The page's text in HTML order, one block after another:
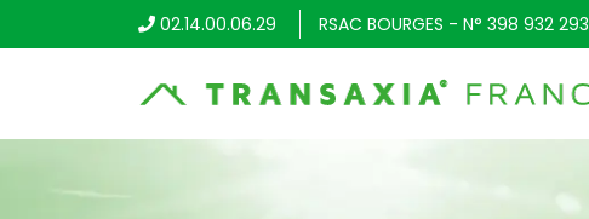
02.14.00.06.29 RSAC BOURGES - N° 398 932 293